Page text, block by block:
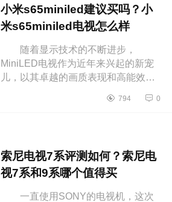
小米s65miniled建议买吗？小
米s65miniled电视怎么样
随着显示技术的不断进步，
MiniLED电视作为近年来兴起的新宠
儿，以其卓越的画质表现和高能效比
大家介绍下小米s65miniled建议买
794 0
索尼电视7系评测如何？索尼电
视7系和9系哪个值得买
一直使用SONY的电视机，这次